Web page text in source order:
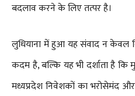
बदलाव करने के लिए तत्पर है।
लुधियाना में हुआ यह संवाद न केवल
कदम है, बल्कि यह भी दर्शाता है कि
मध्यप्रदेश निवेशकों का भरोसेमंद